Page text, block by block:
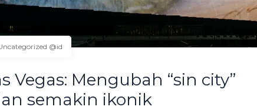
@id
Vegas: Mengubah “sin city”
semakin ikonik